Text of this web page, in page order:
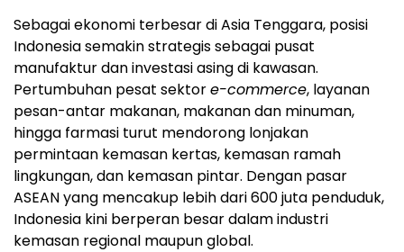
Sebagai ekonomi terbesar di Asia Tenggara, posisi
Indonesia semakin strategis sebagai pusat
manufaktur dan investasi asing di kawasan.
Pertumbuhan pesat sektore-commerce, layanan
pesan-antar makanan, makanan dan minuman,
hingga farmasi turut mendorong lonjakan
permintaan kemasan kertas, kemasan ramah
lingkungan, dan kemasan pintar. Dengan pasar
ASEAN yang mencakup lebih dari 600 juta penduduk,
Indonesia kini berperan besar dalam industri
kemasan regional maupun global.